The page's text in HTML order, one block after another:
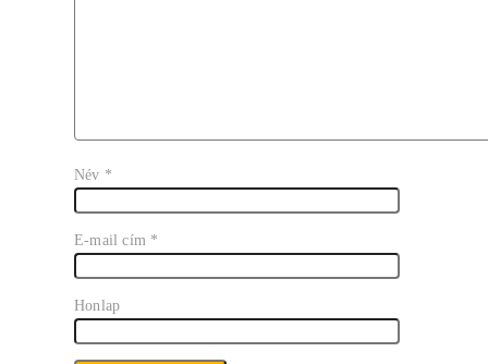
Név *
E-mail cím *
Honlap